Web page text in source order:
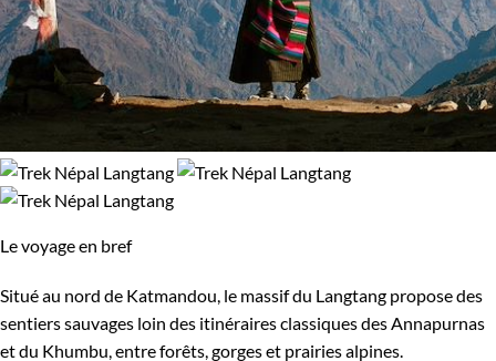
Le voyage en bref
Situé au nord de Katmandou, le massif du Langtang propose des
sentiers sauvages loin des itinéraires classiques des Annapurnas
et du Khumbu, entre forêts, gorges et prairies alpines.